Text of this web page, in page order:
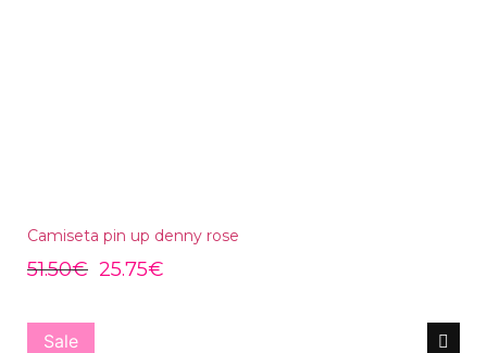
Camiseta pin up denny rose
51.50€ 25.75€
Sale